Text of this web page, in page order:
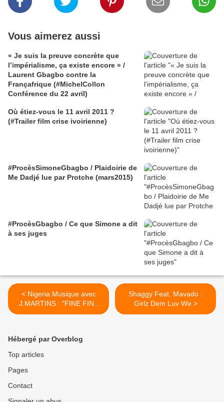
Vous aimerez aussi
« Je suis la preuve concrète que
l’impérialisme, ça existe encore » /
Laurent Gbagbo contre la
Françafrique (#MichelCollon
Conférence du 22 avril)
Où étiez-vous le 11 avril 2011 ?
(#Trailer film crise ivoirienne)
#ProcèsSimoneGbagbo / Plaidoirie de
Me Dadjé lue par Protche (mars2015)
#ProcèsGbagbo / Ce que Simone a dit
à ses juges
< Nigeria Musique avec
J.MARTINS : "FINE FINE
LOVE"
Shaggy Feat. Mavado :
Girlz Dem Luv We >
Hébergé par Overblog
Top articles
Pages
Contact